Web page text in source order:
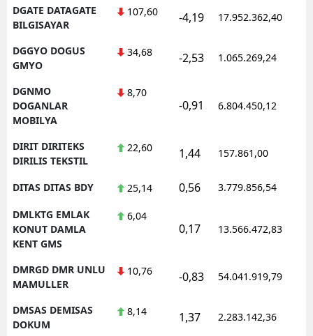
DGATE DATAGATE
BILGISAYAR
107,60 -4,19 17.952.362,40
DGGYO DOGUS
GMYO
34,68 -2,53 1.065.269,24
DGNMO
DOGANLAR
MOBILYA
8,70
-0,91 6.804.450,12
DIRIT DIRITEKS
DIRILIS TEKSTIL
22,60 1,44 157.861,00
DITAS DITAS BDY 25,14 0,56 3.779.856,54
DMLKTG EMLAK
KONUT DAMLA
KENT GMS
6,04
0,17 13.566.472,83
DMRGD DMR UNLU
MAMULLER
10,76 -0,83 54.041.919,79
DMSAS DEMISAS
DOKUM
8,14 1,37 2.283.142,36